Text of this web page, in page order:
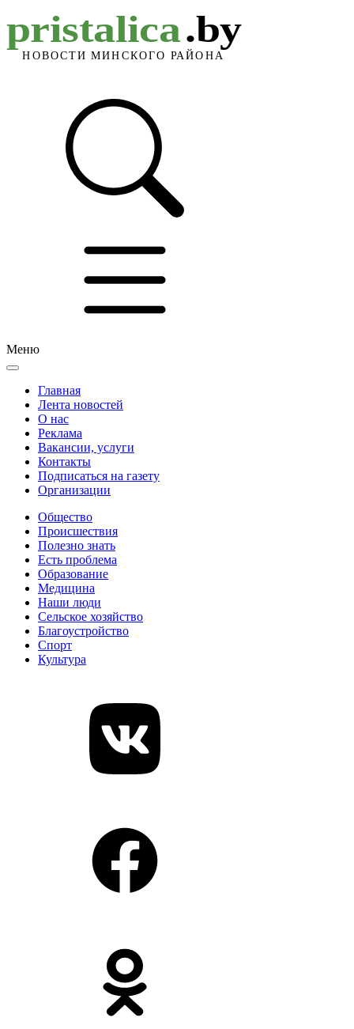
Меню
Главная
Лента новостей
О нас
Реклама
Вакансии, услуги
Контакты
Подписаться на газету
Организации
Общество
Происшествия
Полезно знать
Есть проблема
Образование
Медицина
Наши люди
Сельское хозяйство
Благоустройство
Спорт
Культура